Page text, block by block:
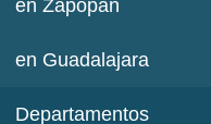
en Zapopan
en Guadalajara
Departamentos